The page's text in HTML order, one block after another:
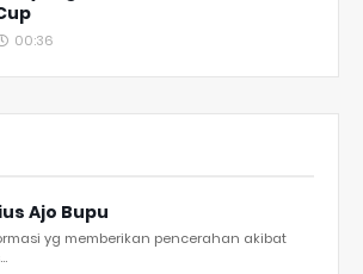
00:36
Ajo Bupu
yg memberikan pencerahan akibat